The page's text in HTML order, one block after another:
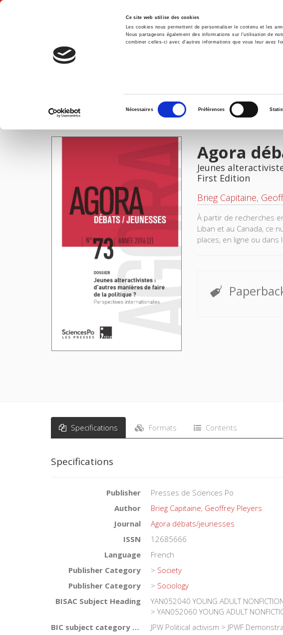
Ce site web utilise des cookies
Les cookies nous permettent de personnaliser le contenu et les
Nous partageons également des informations sur l'utilisation de
combiner celles-ci avec d'autres informations que vous leur avez
consentement
Nécessaires Préférences
Home
IMAGES
Agora
Jeunes
First Edition
Brieg Capitaine,
À partir de recherches
Liban et au Canada, ce
places, en ligne ou
Specifications Formats Contents
Specifications
Publisher
Presses de Sciences Po
Author
Brieg Capitaine, Geoffrey Pleyers
Journal
Agora débats/jeunesses
ISSN
12685666
Language
French
Publisher Category
> Society
Publisher Category
> Sociology
BISAC Subject Heading
YAN052040 YOUNG ADULT
> YAN052060 YOUNG ADULT
BIC subject category (UK)
JPW Political activism > JPWF